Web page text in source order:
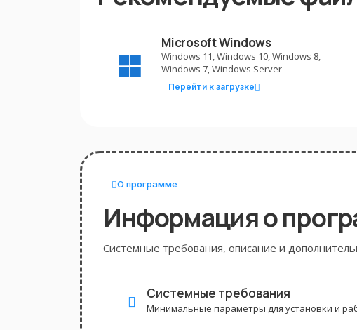
Microsoft Windows
Windows 11, Windows 10, Windows 8,
Windows 7, Windows Server
Перейти к загрузке
О программе
Информация о
Системные требования, описание и
Системные требования
Минимальные параметры для установки и